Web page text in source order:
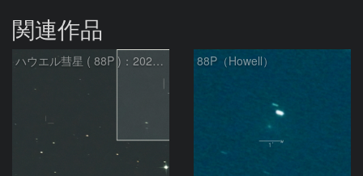
関連作品
ハウエル彗星 ( 88P )：2026/07/27 88P（Howell）